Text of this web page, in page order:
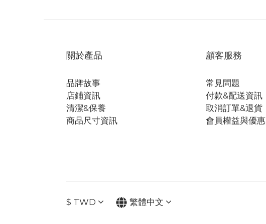
關於產品
品牌故事
店鋪資訊
清潔&保養
商品尺寸資訊
顧客服務
常見問題
付款&配送資訊
取消訂單&退貨
會員權益與優惠
$ TWD 繁體中文